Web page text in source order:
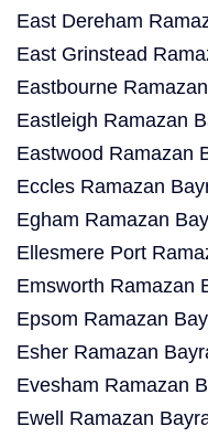
East Dereham
East Grinstead
Eastbourne
Eastleigh Ramazan
Eastwood Ramazan
Eccles Ramazan
Egham Ramazan
Ellesmere Port
Emsworth Ramazan
Epsom Ramazan
Esher Ramazan
Evesham Ramazan
Ewell Ramazan